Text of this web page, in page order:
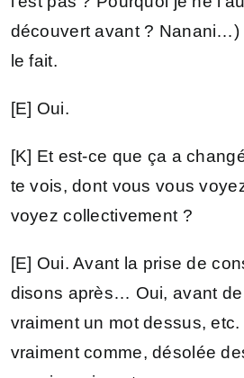
découvert avant ? Nanani…)
le fait.
[E] Oui.
[K] Et est-ce que ça a
te vois, dont vous vous
voyez collectivement ?
[E] Oui. Avant la prise de
disons après… Oui, avant de
vraiment un mot dessus,
vraiment comme, désolée